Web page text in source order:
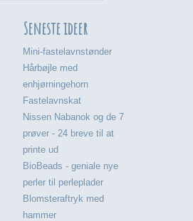
Seneste ideer
Mini-fastelavnstønder
Hårbøjle med
enhjørningehorn
Fastelavnskat
Nissen Nabanok og de 7
prøver - 24 breve til at
printe ud
BioBeads - geniale nye
perler til perleplader
Blomsteraftryk med
hammer